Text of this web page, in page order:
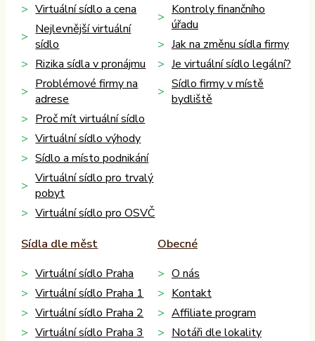
Virtuální sídlo a cena
Nejlevnější virtuální
sídlo
Rizika sídla v pronájmu
Problémové firmy na
adrese
Proč mít virtuální sídlo
Virtuální sídlo výhody
Sídlo a místo podnikání
Virtuální sídlo pro trvalý
pobyt
Virtuální sídlo pro OSVČ
Kontroly finančního
úřadu
Jak na změnu sídla firmy
Je virtuální sídlo legální?
Sídlo firmy v místě
bydliště
Sídla dle měst
Virtuální sídlo Praha
Virtuální sídlo Praha 1
Virtuální sídlo Praha 2
Virtuální sídlo Praha 3
Obecné
O nás
Kontakt
Affiliate program
Notáři dle lokality